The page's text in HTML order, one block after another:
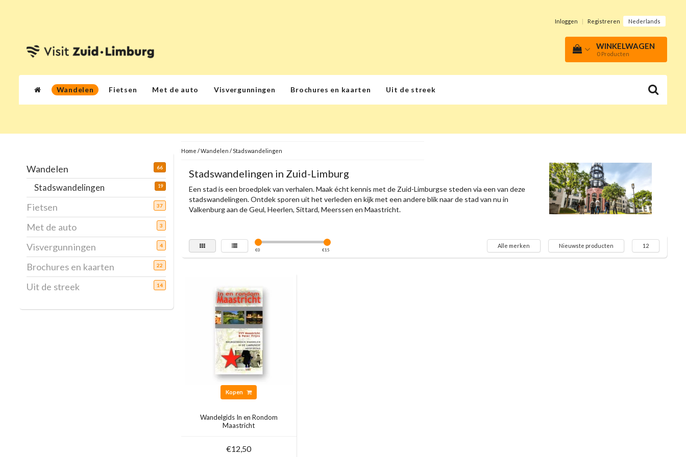
Inloggen | Registreren Nederlands
WINKELWAGEN
0 Producten
Wandelen Fietsen Met de auto Visvergunningen Brochures en kaarten Uit de streek
Wandelen 66
Stadswandelingen 19
Fietsen 37
Met de auto 3
Visvergunningen 4
Brochures en kaarten 22
Uit de streek 14
Home /Wandelen /Stadswandelingen
Stadswandelingen in Zuid-Limburg
Een stad is een broedplek van verhalen. Maak écht kennis met de Zuid-Limburgse steden via een van deze
stadswandelingen. Ontdek sporen uit het verleden en kijk met een andere blik naar de stad van nu in
Valkenburg aan de Geul, Heerlen, Sittard, Meerssen en Maastricht.
€0 €15
Alle merken Nieuwste producten 12
Kopen
Wandelgids In en Rondom
Maastricht
€12,50